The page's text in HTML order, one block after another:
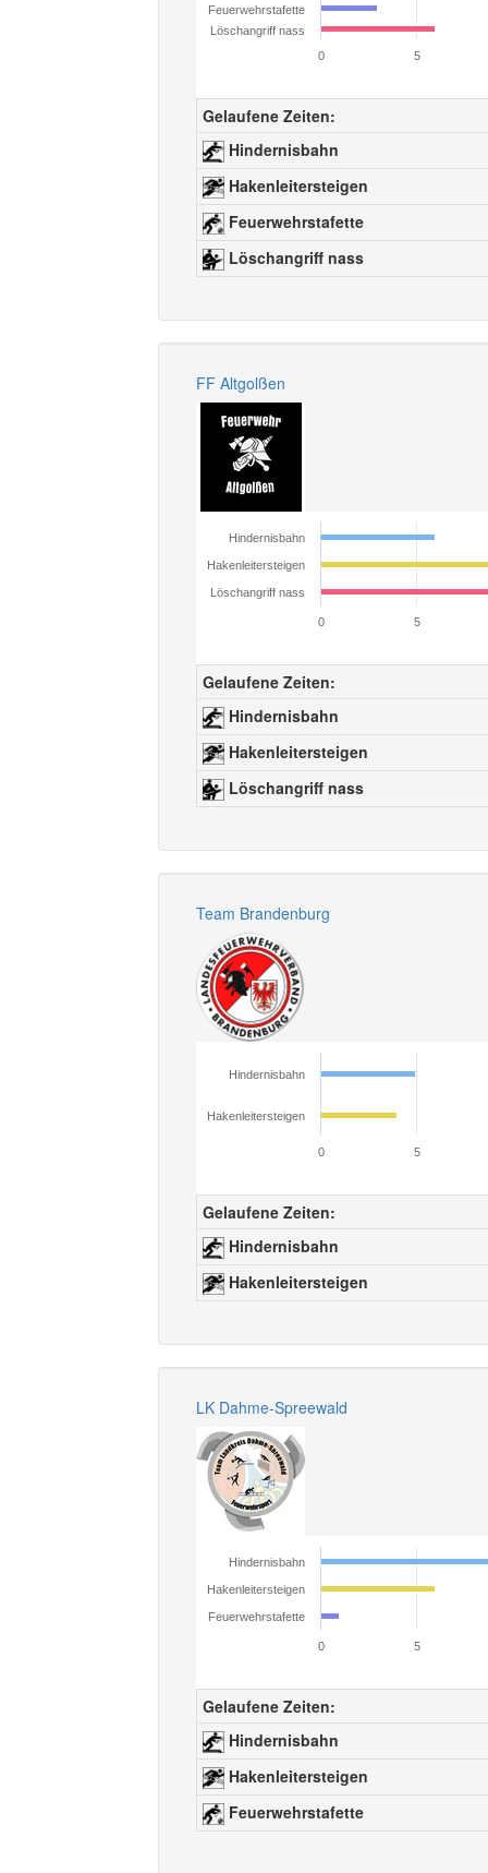
Feuerwehrstafette
Löschangriff nass
0
5
Gelaufene Zeiten:
Hindernisbahn
Hakenleitersteigen
Feuerwehrstafette
Löschangriff nass
FF Altgolßen
Hindernisbahn
Hakenleitersteigen
Löschangriff nass
0 5
Gelaufene Zeiten:
Hindernisbahn
Hakenleitersteigen
Löschangriff nass
Team Brandenburg
Hindernisbahn
Hakenleitersteigen
0 5
Gelaufene Zeiten:
Hindernisbahn
Hakenleitersteigen
LK Dahme-Spreewald
Hindernisbahn
Hakenleitersteigen
Feuerwehrstafette
0 5
Gelaufene Zeiten:
Hindernisbahn
Hakenleitersteigen
Feuerwehrstafette